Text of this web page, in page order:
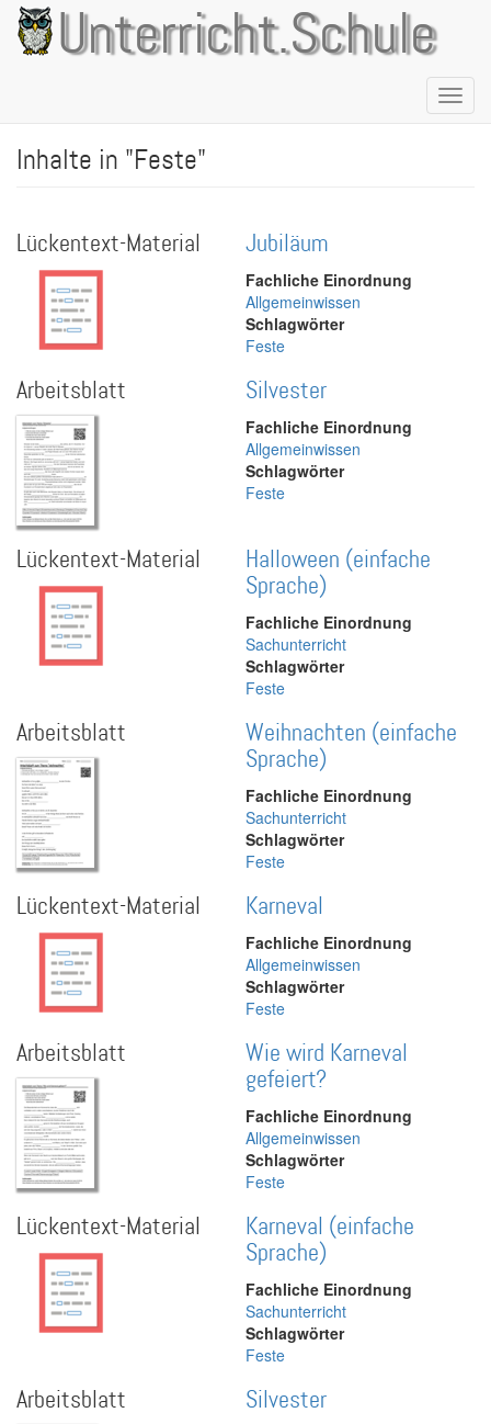
Direkt
zum
Inhalt
Unterricht.Schule
Inhalte in "Feste"
Lückentext-Material Jubiläum
Fachliche Einordnung
Allgemeinwissen
Schlagwörter
Feste
Arbeitsblatt Silvester
Fachliche Einordnung
Allgemeinwissen
Schlagwörter
Feste
Lückentext-Material
Halloween (einfache
Sprache)
Fachliche Einordnung
Sachunterricht
Schlagwörter
Feste
Arbeitsblatt
Weihnachten (einfache
Sprache)
Fachliche Einordnung
Sachunterricht
Schlagwörter
Feste
Lückentext-Material Karneval
Fachliche Einordnung
Allgemeinwissen
Schlagwörter
Feste
Arbeitsblatt
Wie wird Karneval
gefeiert?
Fachliche Einordnung
Allgemeinwissen
Schlagwörter
Feste
Lückentext-Material
Karneval (einfache
Sprache)
Fachliche Einordnung
Sachunterricht
Schlagwörter
Feste
Arbeitsblatt Silvester